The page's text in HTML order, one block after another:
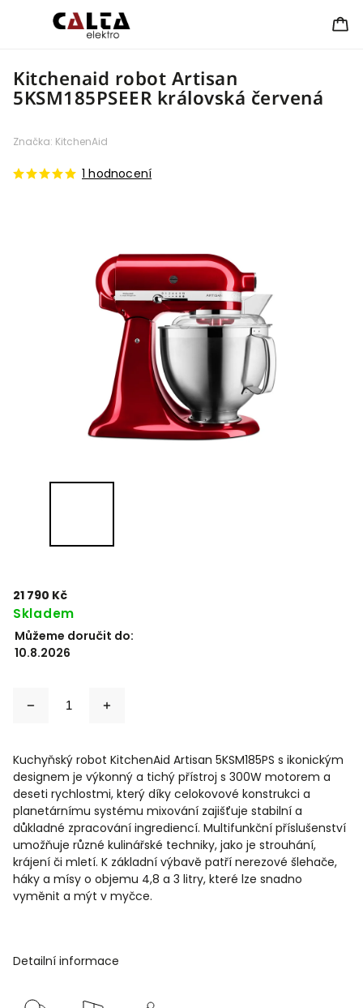
Kitchenaid robot Artisan
5KSM185PSEER královská červená
1 hodnocení
Značka: KitchenAid
21 790 Kč
Skladem
Můžeme doručit do:
10.8.2026
Kuchyňský robot KitchenAid Artisan 5KSM185PS s ikonickým
designem je výkonný a tichý přístroj s 300W motorem a
deseti rychlostmi, který díky celokovové konstrukci a
planetárnímu systému mixování zajišťuje stabilní a
důkladné zpracování ingrediencí. Multifunkční příslušenství
umožňuje různé kulinářské techniky, jako je strouhání,
krájení či mletí. K základní výbavě patří nerezové šlehače,
háky a mísy o objemu 4,8 a 3 litry, které lze snadno
vyměnit a mýt v myčce.
Detailní informace